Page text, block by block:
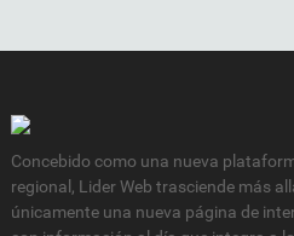
Concebido como una nueva
regional, Lider Web trasciende más
únicamente una nueva página de